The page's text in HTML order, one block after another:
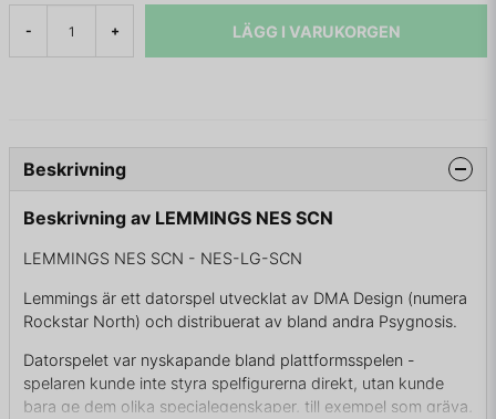
- + LÄGG I VARUKORGEN
Beskrivning
Beskrivning av LEMMINGS NES SCN
LEMMINGS NES SCN - NES-LG-SCN
Lemmings är ett datorspel utvecklat av DMA Design (numera
Rockstar North) och distribuerat av bland andra Psygnosis.
Datorspelet var nyskapande bland plattformsspelen -
spelaren kunde inte styra spelfigurerna direkt, utan kunde
bara ge dem olika specialegenskaper, till exempel som gräva,